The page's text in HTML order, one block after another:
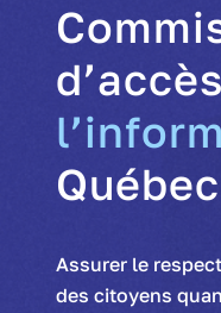
Québec
Assurer le
des citoyens